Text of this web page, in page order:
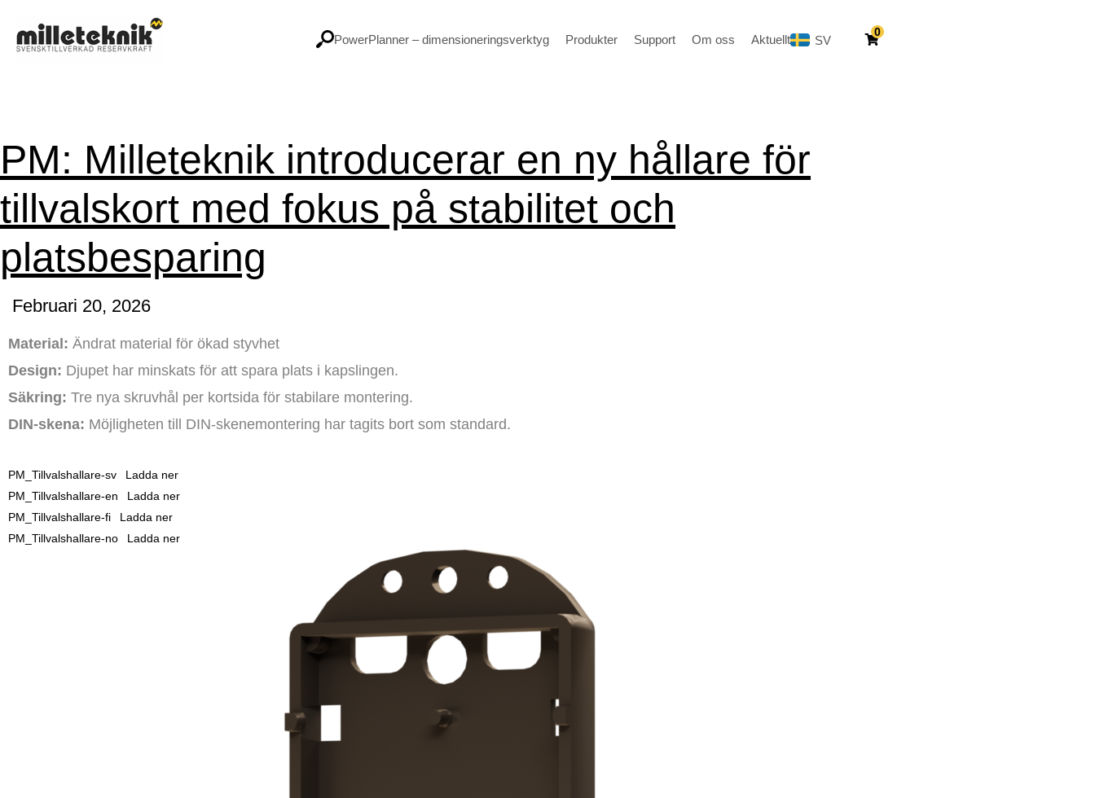
innehåll
PowerPlanner – dimensioneringsverktyg Produkter Support Om oss Aktuellt SV
EN
0
PM: Milleteknik introducerar en ny hållare för
tillvalskort med fokus på stabilitet och
platsbesparing
Februari 20, 2026
Material: Ändrat material för ökad styvhet
Design: Djupet har minskats för att spara plats i kapslingen.
Säkring: Tre nya skruvhål per kortsida för stabilare montering.
DIN-skena: Möjligheten till DIN-skenemontering har tagits bort som standard.
PM_Tillvalshallare-sv
Ladda ner
PM_Tillvalshallare-en
Ladda ner
PM_Tillvalshallare-fi
Ladda ner
PM_Tillvalshallare-no
Ladda ner